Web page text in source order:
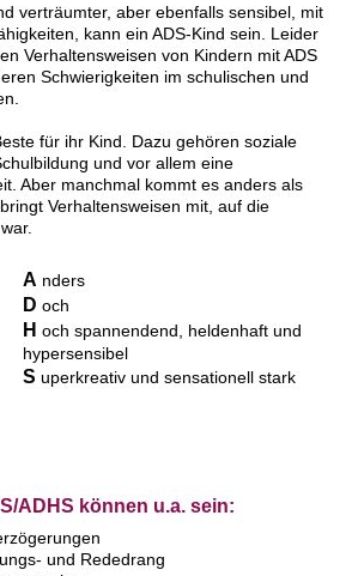
verträumter, aber ebenfalls sensibel, mit
kann ein ADS-Kind sein. Leider
Verhaltensweisen von Kindern mit ADS
Schwierigkeiten im schulischen und
für ihr Kind. Dazu gehören soziale
und vor allem eine
Aber manchmal kommt es anders als
Verhaltensweisen mit, auf die
A nders
D och
H och spannendend, heldenhaft und
hypersensibel
S uperkreativ und sensationell stark
ADHS können u.a. sein:
und Rededrang